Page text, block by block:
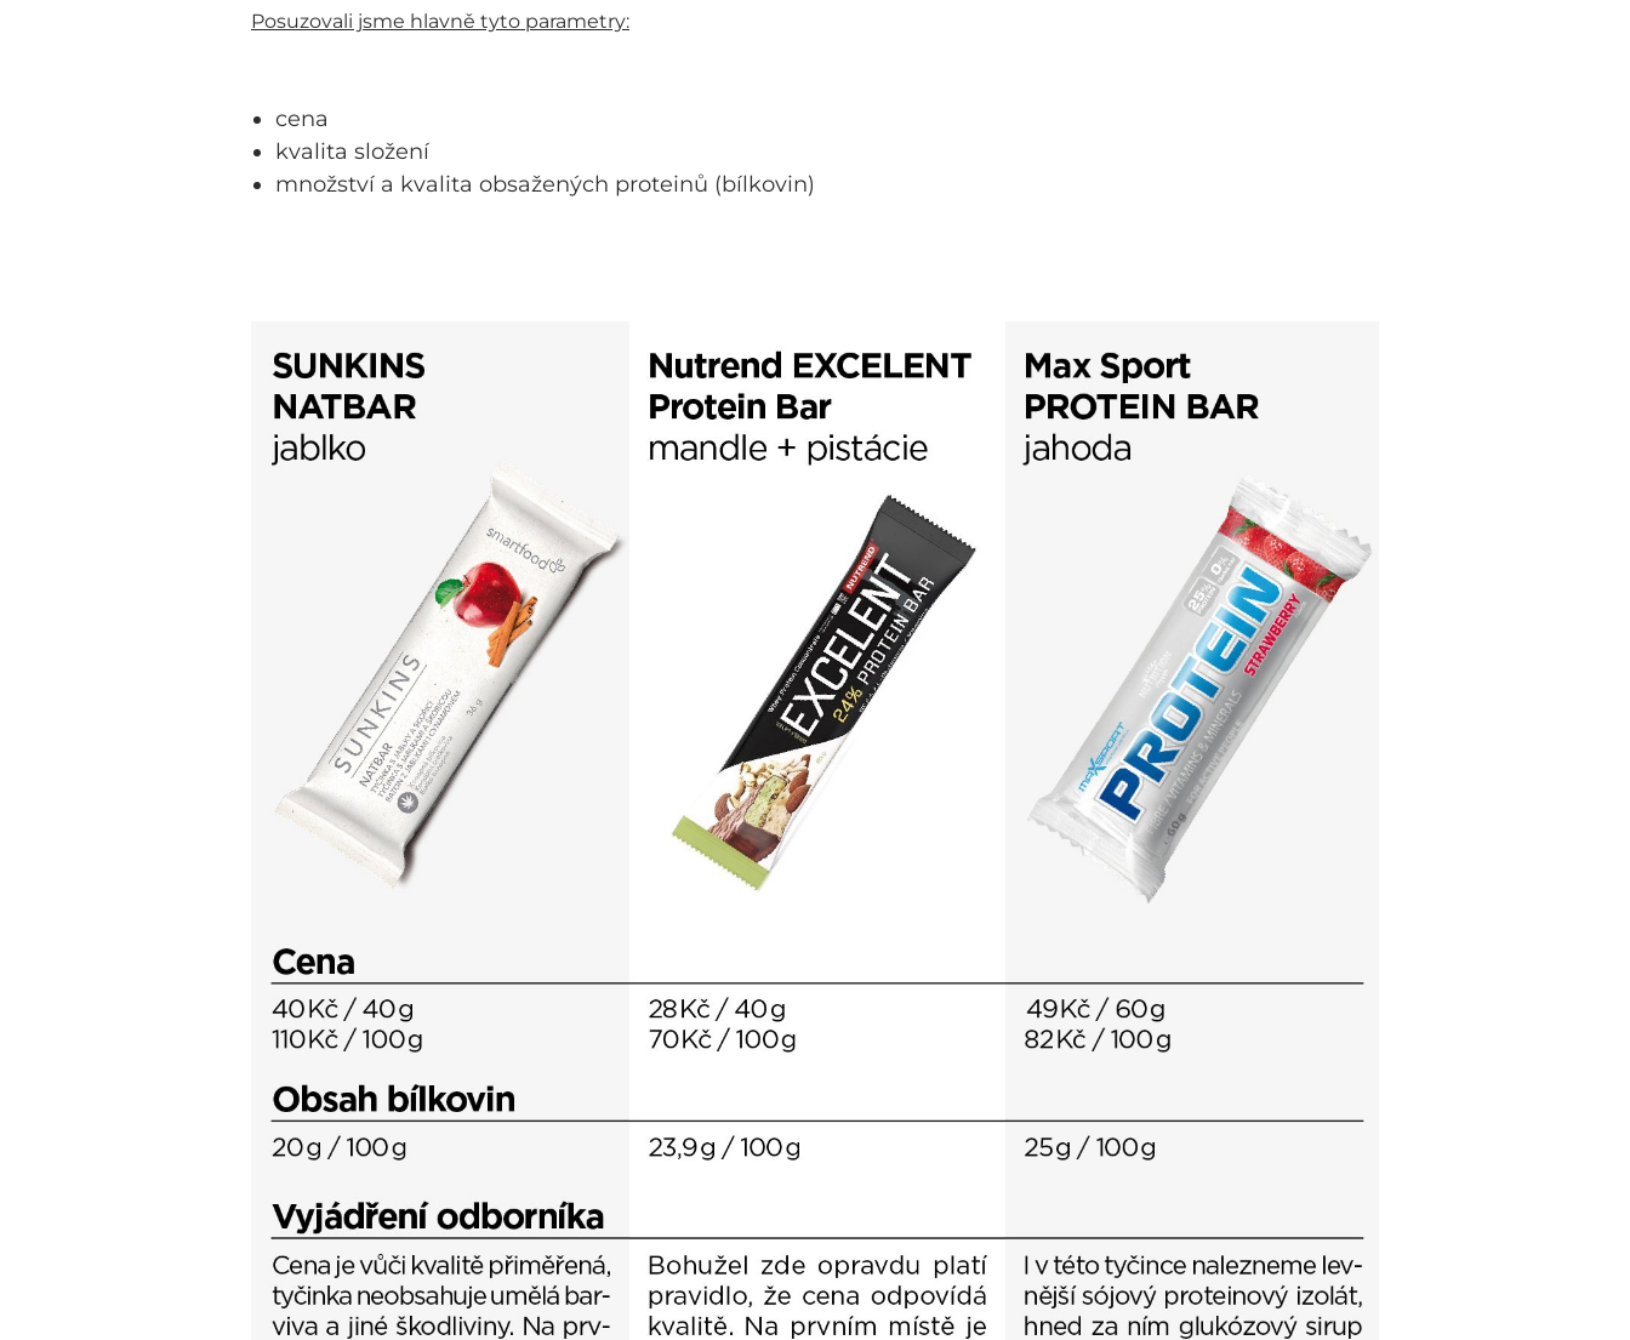
Posuzovali jsme hlavně tyto parametry:
cena
kvalita složení
​množství a kvalita obsažených proteinů (bílkovin)